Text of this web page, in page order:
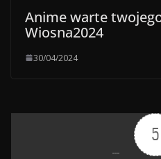
Anime warte
Wiosna2024
30/04/2024
5